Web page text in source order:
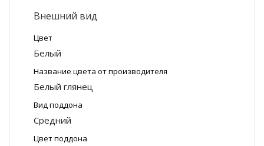
Внешний вид
Цвет
Белый
Название цвета от производителя
Белый глянец
Вид поддона
Средний
Цвет поддона